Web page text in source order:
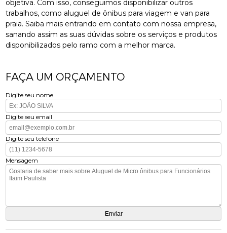
objetiva. Com isso, conseguimos disponibilizar outros
trabalhos, como aluguel de ônibus para viagem e van para
praia. Saiba mais entrando em contato com nossa empresa,
sanando assim as suas dúvidas sobre os serviços e produtos
disponibilizados pelo ramo com a melhor marca.
FAÇA UM ORÇAMENTO
Digite seu nome
Digite seu email
Digite seu telefone
Mensagem